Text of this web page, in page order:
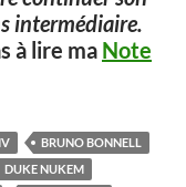
intermédiaire.
à lire ma Note
BRUNO BONNELL
DUKE NUKEM